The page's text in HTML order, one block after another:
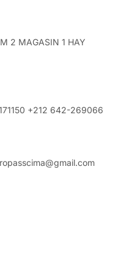
2 MAGASIN 1 HAY
+212 642-269066